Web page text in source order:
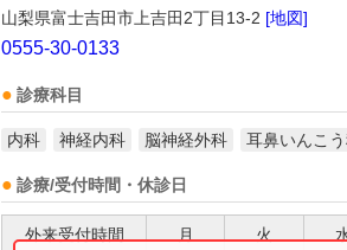
山梨県富士吉田市上吉田2丁目13-2 [地図]
0555-30-0133
診療科目
内科 神経内科 脳神経外科 耳鼻いんこ
診療/受付時間・休診日
外来受付時間 月 火